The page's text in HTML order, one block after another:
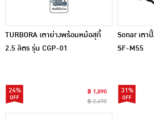
TURBORA เตาย่างพร้อมหม้อสุกี้
2.5 ลิตร รุ่น CGP-01
24%
฿ 1,890
฿ 2,490
Sonar เตา
SF-M55
31%